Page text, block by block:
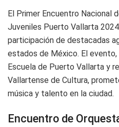
El Primer Encuentro Nacional
Juveniles Puerto Vallarta
participación de destacadas
estados de México. El
Escuela de Puerto Vallarta y
Vallartense de Cultura,
música y talento en la ciudad.
Encuentro de